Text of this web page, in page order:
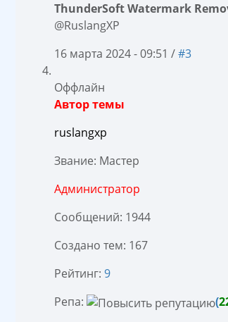
ThunderSoft Watermark
@RuslangXP
16 марта 2024 - 09:51 /#3
Оффлайн
Автор темы
ruslangxp
Звание: Мастер
Администратор
Сообщений: 1944
Создано тем: 167
Рейтинг: 9
Репа:
(